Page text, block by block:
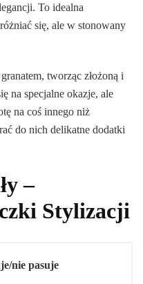
To idealna
się, ale w stonowany
tworząc złożoną i
na specjalne okazje, ale
na coś innego niż
do nich delikatne dodatki
–
Stylizacji
nie pasuje